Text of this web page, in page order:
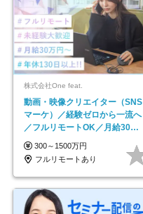
株式会社One feat.
動画・映像クリエイター（SNS
マーケ）／経験ゼロから一流へ
／フルリモートOK／月給30万
円～／年休130日以上
300～1500万円
フルリモートあり